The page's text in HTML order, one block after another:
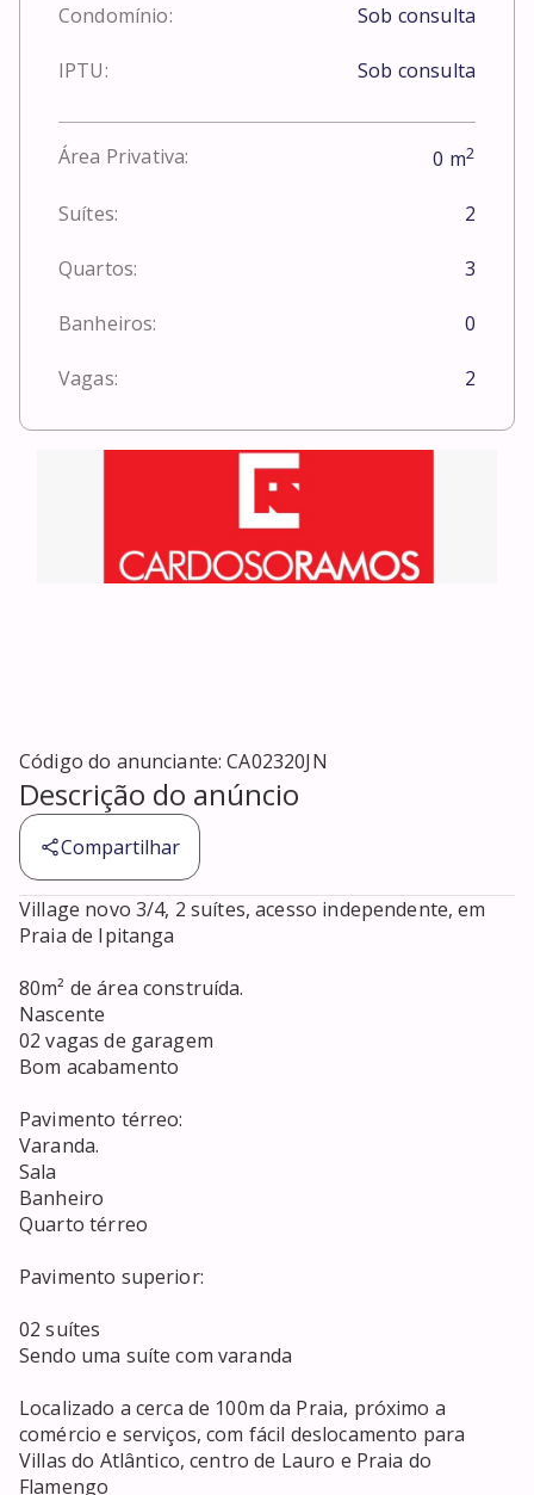
Condomínio: Sob consulta
IPTU: Sob consulta
Área Privativa: 0 m2
Suítes: 2
Quartos: 3
Banheiros: 0
Vagas: 2
Código do anunciante:CA02320JN
Descrição do anúncio
Compartilhar
Village novo 3/4, 2 suítes, acesso independente, em
Praia de Ipitanga
80m² de área construída.
Nascente
02 vagas de garagem
Bom acabamento
Pavimento térreo:
Varanda.
Sala
Banheiro
Quarto térreo
Pavimento superior:
02 suítes
Sendo uma suíte com varanda
Localizado a cerca de 100m da Praia, próximo a
comércio e serviços, com fácil deslocamento para
Villas do Atlântico, centro de Lauro e Praia do
Flamengo